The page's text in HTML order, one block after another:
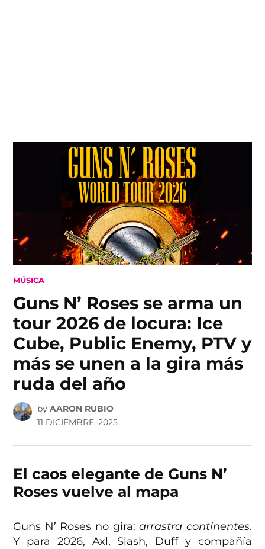
POSTED
MÚSICA
Guns N’ Roses se arma un
tour 2026 de locura: Ice
Cube, Public Enemy, PTV y
más se unen a la gira más
ruda del año
by AARON RUBIO
11 DICIEMBRE, 2025
El caos elegante de Guns N’
Roses vuelve al mapa
Guns N’ Roses no gira:arrastra continentes.
Y para 2026, Axl, Slash, Duff y compañía